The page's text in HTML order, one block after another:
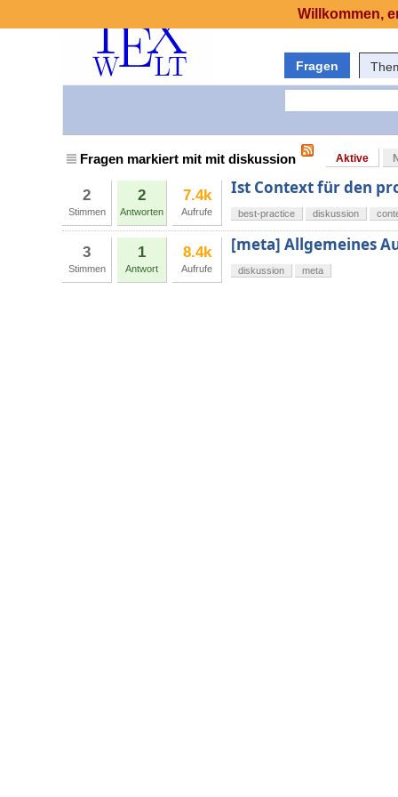
Fragen
Fragen markiert mit mit diskussion Aktive
2
Stimmen
2
Antworten
7.4k
Aufrufe
Ist Context für den
best-practice diskussion
3
Stimmen
1
Antwort
8.4k
Aufrufe
[meta] Allgemeines
diskussion meta
Willkommen,